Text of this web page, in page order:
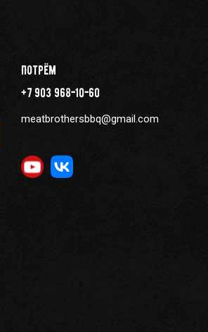
Потрём
+7 903 968-10-60
meatbrothersbbq@gmail.com